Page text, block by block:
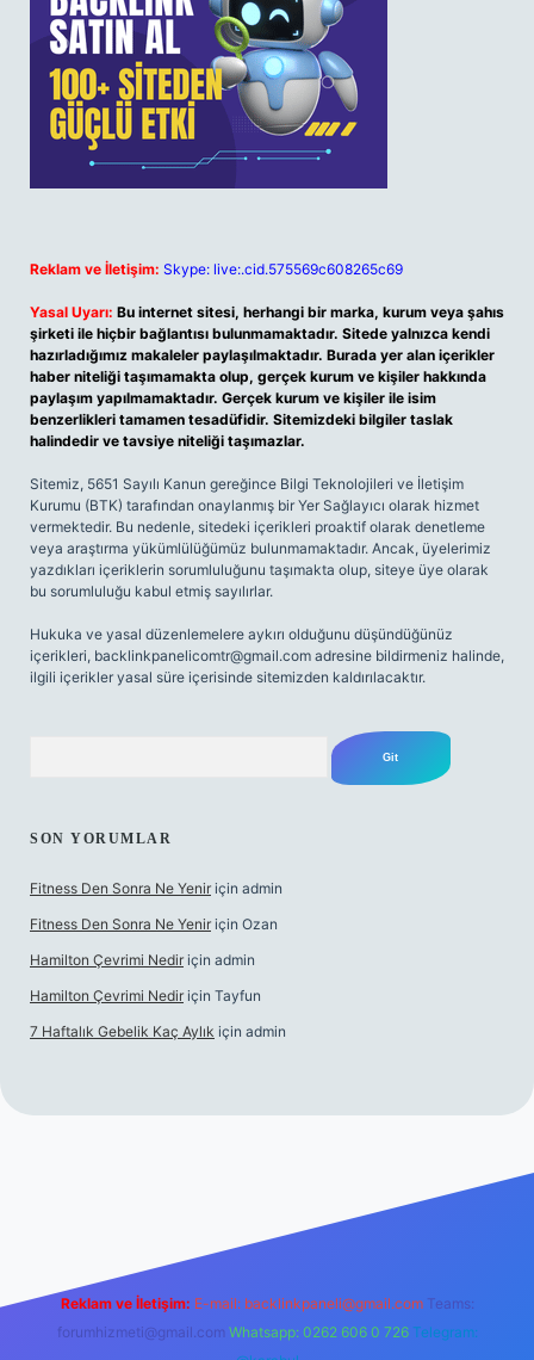
Reklam ve İletişim: Skype: live:.cid.575569c608265c69
Yasal Uyarı: Bu internet sitesi, herhangi bir marka, kurum veya şahıs
şirketi ile hiçbir bağlantısı bulunmamaktadır. Sitede yalnızca kendi
hazırladığımız makaleler paylaşılmaktadır. Burada yer alan içerikler
haber niteliği taşımamakta olup, gerçek kurum ve kişiler hakkında
paylaşım yapılmamaktadır. Gerçek kurum ve kişiler ile isim
benzerlikleri tamamen tesadüfidir. Sitemizdeki bilgiler taslak
halindedir ve tavsiye niteliği taşımazlar.
Sitemiz, 5651 Sayılı Kanun gereğince Bilgi Teknolojileri ve İletişim
Kurumu (BTK) tarafından onaylanmış bir Yer Sağlayıcı olarak hizmet
vermektedir. Bu nedenle, sitedeki içerikleri proaktif olarak denetleme
veya araştırma yükümlülüğümüz bulunmamaktadır. Ancak, üyelerimiz
yazdıkları içeriklerin sorumluluğunu taşımakta olup, siteye üye olarak
bu sorumluluğu kabul etmiş sayılırlar.
Hukuka ve yasal düzenlemelere aykırı olduğunu düşündüğünüz
içerikleri, backlinkpanelicomtr@gmail.com adresine bildirmeniz halinde,
ilgili içerikler yasal süre içerisinde sitemizden kaldırılacaktır.
SON YORUMLAR
Fitness Den Sonra Ne Yenir için admin
Fitness Den Sonra Ne Yenir için Ozan
Hamilton Çevrimi Nedir için admin
Hamilton Çevrimi Nedir için Tayfun
7 Haftalık Gebelik Kaç Aylık için admin
Reklam ve İletişim: E-mail: backlinkpaneli@gmail.com Teams:
forumhizmeti@gmail.com Whatsapp: 0262 606 0 726 Telegram: